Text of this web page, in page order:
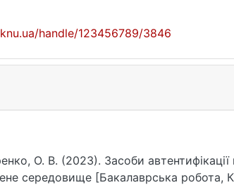
handle/123456789/3846
О. В. (2023). Засоби автентифікації
середовище [Бакалаврська робота,